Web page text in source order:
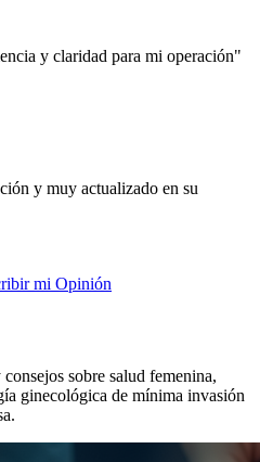
y claridad para mi operación"
y muy actualizado en su
mi Opinión
sobre salud femenina,
ginecológica de mínima invasión